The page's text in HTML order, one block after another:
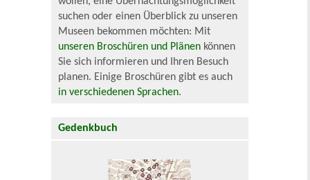
suchen oder einen Überblick zu unseren
Museen bekommen möchten: Mit
unseren Broschüren und Plänen können
Sie sich informieren und Ihren Besuch
planen. Einige Broschüren gibt es auch
in verschiedenen Sprachen.
Gedenkbuch